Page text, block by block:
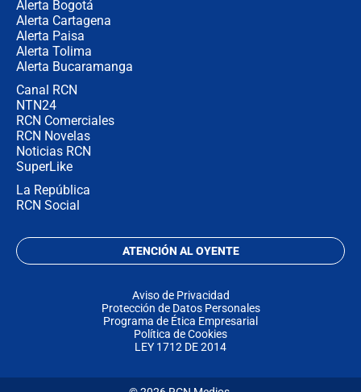
Alerta Bogotá
Alerta Cartagena
Alerta Paisa
Alerta Tolima
Alerta Bucaramanga
Canal RCN
NTN24
RCN Comerciales
RCN Novelas
Noticias RCN
SuperLike
La República
RCN Social
ATENCIÓN AL OYENTE
Aviso de Privacidad
Protección de Datos Personales
Programa de Ética Empresarial
Política de Cookies
LEY 1712 DE 2014